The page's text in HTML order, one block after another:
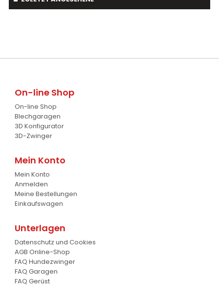
Baumgreifer
Schaufel
Gabel
Krokodil Gabel und Schaufel
Planierschild
Silageschieber
Frontanbau Kat. 1 und Kat.2
ANDERE
Astschaber 1
On-line Shop
On-line Shop
Blechgaragen
3D Konfigurator
3D-Zwinger
Mein Konto
Mein Konto
Anmelden
Meine Bestellungen
Einkaufswagen
Unterlagen
Datenschutz und Cookies
AGB Online-Shop
FAQ Hundezwinger
FAQ Garagen
FAQ Gerüst